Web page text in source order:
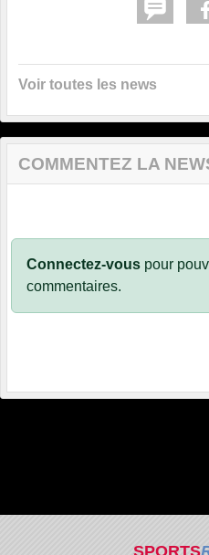
Voir toutes les news
COMMENTEZ LA
Connectez-vous pour
commentaires.
SPORTS